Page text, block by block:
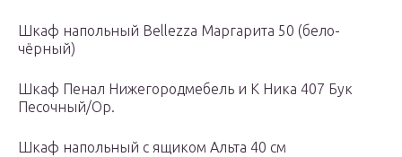
Шкаф напольный Bellezza Маргарита 50 (бело-
чёрный)
Шкаф Пенал Нижегородмебель и К Ника 407 Бук
Песочный/Ор.
Шкаф напольный с ящиком Альта 40 см